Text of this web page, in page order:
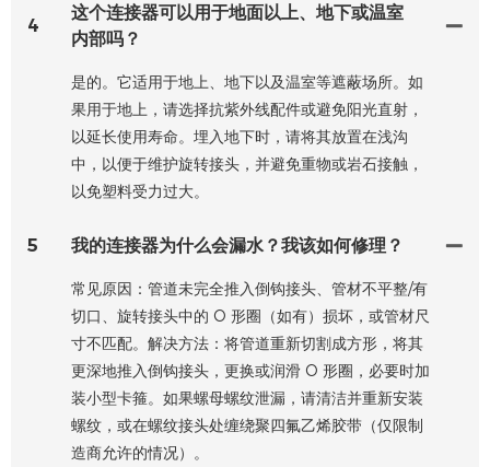
4
这个连接器可以用于地面以上、地下或温室
内部吗？
是的。它适用于地上、地下以及温室等遮蔽场所。如
果用于地上，请选择抗紫外线配件或避免阳光直射，
以延长使用寿命。埋入地下时，请将其放置在浅沟
中，以便于维护旋转接头，并避免重物或岩石接触，
以免塑料受力过大。
5 我的连接器为什么会漏水？我该如何修理？
常见原因：管道未完全推入倒钩接头、管材不平整/有
切口、旋转接头中的 O 形圈（如有）损坏，或管材尺
寸不匹配。解决方法：将管道重新切割成方形，将其
更深地推入倒钩接头，更换或润滑 O 形圈，必要时加
装小型卡箍。如果螺母螺纹泄漏，请清洁并重新安装
螺纹，或在螺纹接头处缠绕聚四氟乙烯胶带（仅限制
造商允许的情况）。